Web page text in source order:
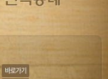
바로가기